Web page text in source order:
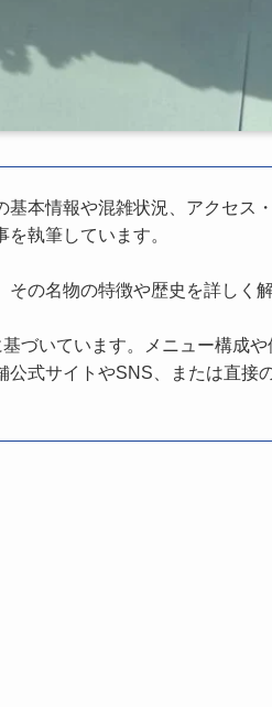
本情報や混雑状況、アクセス
執筆しています。
の名物の特徴や歴史を詳しく
づいています。メニュー構成
式サイトやSNS、または直接